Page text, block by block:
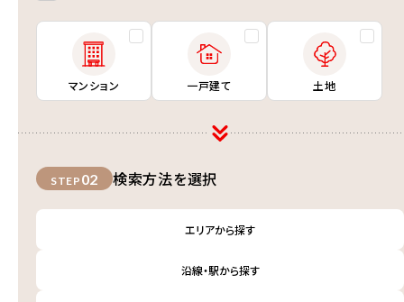
マンション 一戸建て 土地
STEP 02 検索方法を選択
エリアから探す
沿線・駅から探す